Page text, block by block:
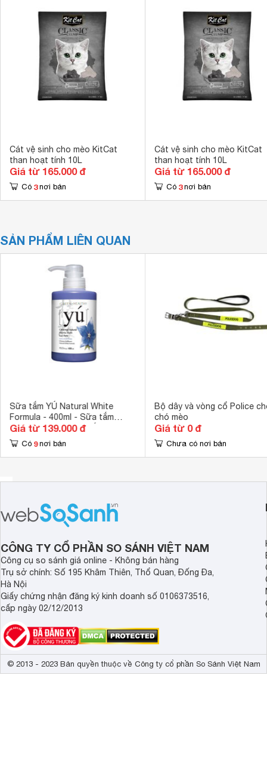
Cát vệ sinh cho mèo KitCat
than hoạt tính 10L
Giá từ 165.000 đ
Có 3 nơi bán
Cát vệ sinh cho mèo KitCat
than hoạt tính 10L
Giá từ 165.000 đ
Có 3 nơi bán
SẢN PHẨM LIÊN QUAN
Sữa tắm YÚ Natural White
Formula - 400ml - Sữa tắm
dành cho chó lông trắng
Giá từ 139.000 đ
Có 9 nơi bán
Bộ dây và vòng cổ Police
chó mèo
Giá từ 0 đ
Chưa có nơi bán
CÔNG TY CỔ PHẦN SO SÁNH VIỆT NAM
Công cụ so sánh giá online - Không bán hàng
Trụ sở chính: Số 195 Khâm Thiên, Thổ Quan, Đống Đa,
Hà Nội
Giấy chứng nhận đăng ký kinh doanh số 0106373516,
cấp ngày 02/12/2013
© 2013 - 2023 Bản quyền thuộc về Công ty cổ phần So Sánh Việt Nam